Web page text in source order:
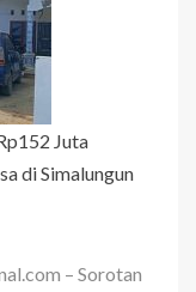
Juta
di Simalungun
– Sorotan